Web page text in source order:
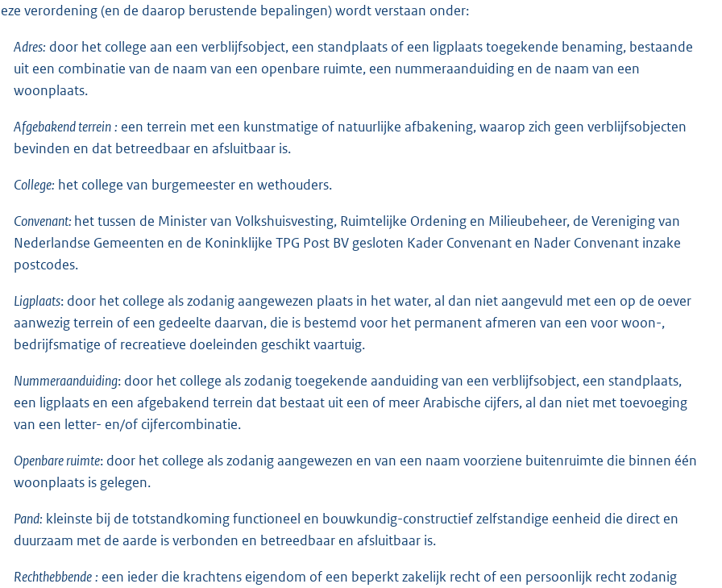
verordening (en de daarop berustende bepalingen) wordt verstaan onder:
Adres: door het college aan een verblijfsobject, een standplaats of een ligplaats toegekende benaming, bestaande
uit een combinatie van de naam van een openbare ruimte, een nummeraanduiding en de naam van een
woonplaats.
Afgebakend terrein: een terrein met een kunstmatige of natuurlijke afbakening, waarop zich geen verblijfsobjecten
bevinden en dat betreedbaar en afsluitbaar is.
College: het college van burgemeester en wethouders.
Convenant: het tussen de Minister van Volkshuisvesting, Ruimtelijke Ordening en Milieubeheer, de Vereniging van
Nederlandse Gemeenten en de Koninklijke TPG Post BV gesloten Kader Convenant en Nader Convenant inzake
postcodes.
Ligplaats: door het college als zodanig aangewezen plaats in het water, al dan niet aangevuld met een op de oever
aanwezig terrein of een gedeelte daarvan, die is bestemd voor het permanent afmeren van een voor woon-,
bedrijfsmatige of recreatieve doeleinden geschikt vaartuig.
Nummeraanduiding: door het college als zodanig toegekende aanduiding van een verblijfsobject, een standplaats,
een ligplaats en een afgebakend terrein dat bestaat uit een of meer Arabische cijfers, al dan niet met toevoeging
van een letter- en/of cijfercombinatie.
Openbare ruimte: door het college als zodanig aangewezen en van een naam voorziene buitenruimte die binnen één
woonplaats is gelegen.
Pand: kleinste bij de totstandkoming functioneel en bouwkundig-constructief zelfstandige eenheid die direct en
duurzaam met de aarde is verbonden en betreedbaar en afsluitbaar is.
Rechthebbende: een ieder die krachtens eigendom of een beperkt zakelijk recht of een persoonlijk recht zodanig